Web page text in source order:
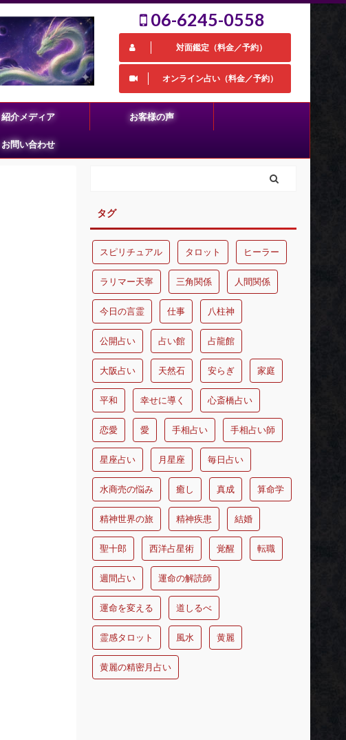
06-6245-0558
対面鑑定（料金／予約）
オンライン占い（料金／予約）
紹介メディア お客様の声
お問い合わせ
タグ
スピリチュアル タロット ヒーラー
ラリマー天寧 三角関係 人間関係
今日の言霊 仕事 八柱神
公開占い 占い館 占龍館
大阪占い 天然石 安らぎ 家庭
平和 幸せに導く 心斎橋占い
恋愛 愛 手相占い 手相占い師
星座占い 月星座 毎日占い
水商売の悩み 癒し 真成 算命学
精神世界の旅 精神疾患 結婚
聖十郎 西洋占星術 覚醒 転職
週間占い 運命の解読師
運命を変える 道しるべ
霊感タロット 風水 黄麗
黄麗の精密月占い